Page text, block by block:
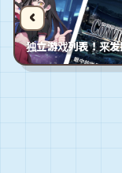
独立游戏列表！来
‹